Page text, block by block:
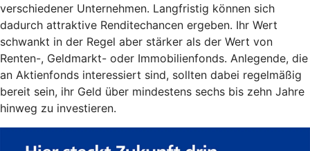
verschiedener Unternehmen. Langfristig können sich
dadurch attraktive Renditechancen ergeben. Ihr Wert
schwankt in der Regel aber stärker als der Wert von
Renten-, Geldmarkt- oder Immobilienfonds. Anlegende, die
an Aktienfonds interessiert sind, sollten dabei regelmäßig
bereit sein, ihr Geld über mindestens sechs bis zehn Jahre
hinweg zu investieren.